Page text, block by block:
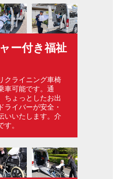
ー付き福祉
クライニング車椅
車可能です。通
ちょっとしたお出
ライバーが安全・
いいたします。介
。